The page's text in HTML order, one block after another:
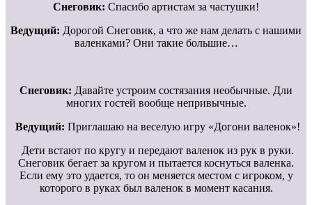
Снеговик: Спасибо артистам за частушки!
Ведущий: Дорогой Снеговик, а что же нам делать с нашими
валенками? Они такие большие…
Снеговик: Давайте устроим состязания необычные. Дли
многих гостей вообще непривычные.
Ведущий: Приглашаю на веселую игру «Догони валенок»!
Дети встают по кругу и передают валенок из рук в руки.
Снеговик бегает за кругом и пытается коснуться валенка.
Если ему это удается, то он меняется местом с игроком, у
которого в руках был валенок в момент касания.